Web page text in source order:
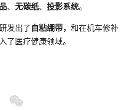
、 无碳纸、 投影系统。
发出了自粘绷带， 和在机车修补
了医疗健康领域。